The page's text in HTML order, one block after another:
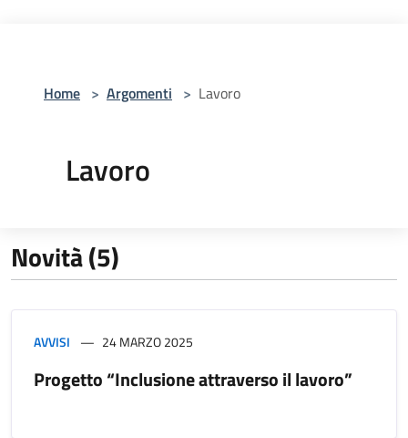
Home > Argomenti > Lavoro
Lavoro
Novità (5)
AVVISI 24 MARZO 2025
Progetto “Inclusione attraverso il lavoro”